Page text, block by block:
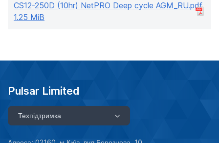
CS12-250D (10hr) NetPRO Deep cycle AGM_RU.pdf
1.25 MiB
Pulsar Limited
Техпідтримка